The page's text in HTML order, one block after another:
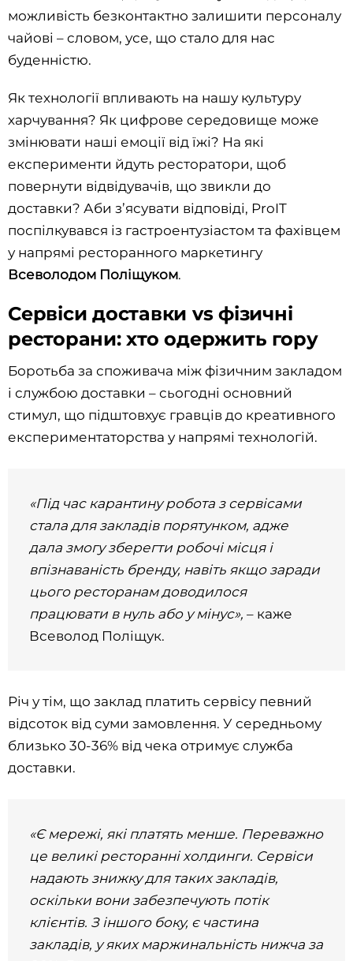
можливість безконтактно залишити персоналу
чайові – словом, усе, що стало для нас
буденністю.
Як технології впливають на нашу культуру
харчування? Як цифрове середовище може
змінювати наші емоції від їжі? На які
експерименти йдуть ресторатори, щоб
повернути відвідувачів, що звикли до
доставки? Аби з’ясувати відповіді, ProIT
поспілкувався із гастроентузіастом та фахівцем
у напрямі ресторанного маркетингу
Всеволодом Поліщуком.
Сервіси доставки vs фізичні
ресторани: хто одержить гору
Боротьба за споживача між фізичним закладом
і службою доставки – сьогодні основний
стимул, що підштовхує гравців до креативного
експериментаторства у напрямі технологій.
«Під час карантину робота з сервісами
стала для закладів порятунком, адже
дала змогу зберегти робочі місця і
впізнаваність бренду, навіть якщо заради
цього ресторанам доводилося
працювати в нуль або у мінус»,– каже
Всеволод Поліщук.
Річ у тім, що заклад платить сервісу певний
відсоток від суми замовлення. У середньому
близько 30-36% від чека отримує служба
доставки.
«Є мережі, які платять менше. Переважно
це великі ресторанні холдинги. Сервіси
надають знижку для таких закладів,
оскільки вони забезпечують потік
клієнтів. З іншого боку, є частина
закладів, у яких маржинальність нижча за